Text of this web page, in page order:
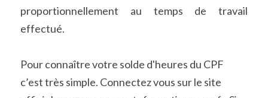
proportionnellement au temps de travail
effectué.
Pour connaître votre solde d'heures du CPF
c’est très simple. Connectez vous sur le site